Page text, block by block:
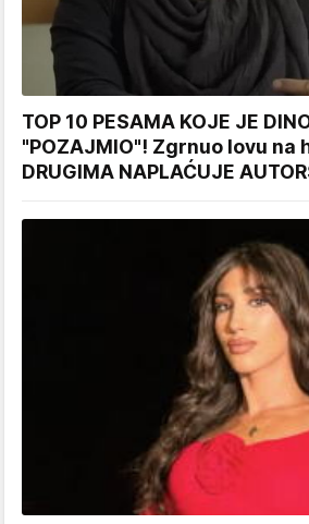
TOP 10 PESAMA KOJE JE
"POZAJMIO"! Zgrnuo lovu na
DRUGIMA NAPLAĆUJE